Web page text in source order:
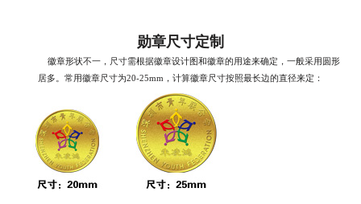
勋章尺寸定制
徽章形状不一，尺寸需根据徽章设计图和徽章的用途来确定，一般采用圆形
居多。常用徽章尺寸为20-25mm，计算徽章尺寸按照最长边的直径来定：